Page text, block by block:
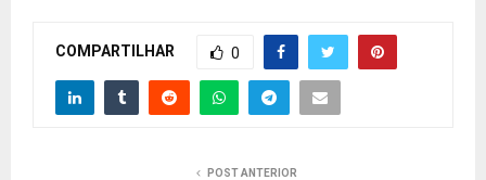
COMPARTILHAR 0
POST ANTERIOR